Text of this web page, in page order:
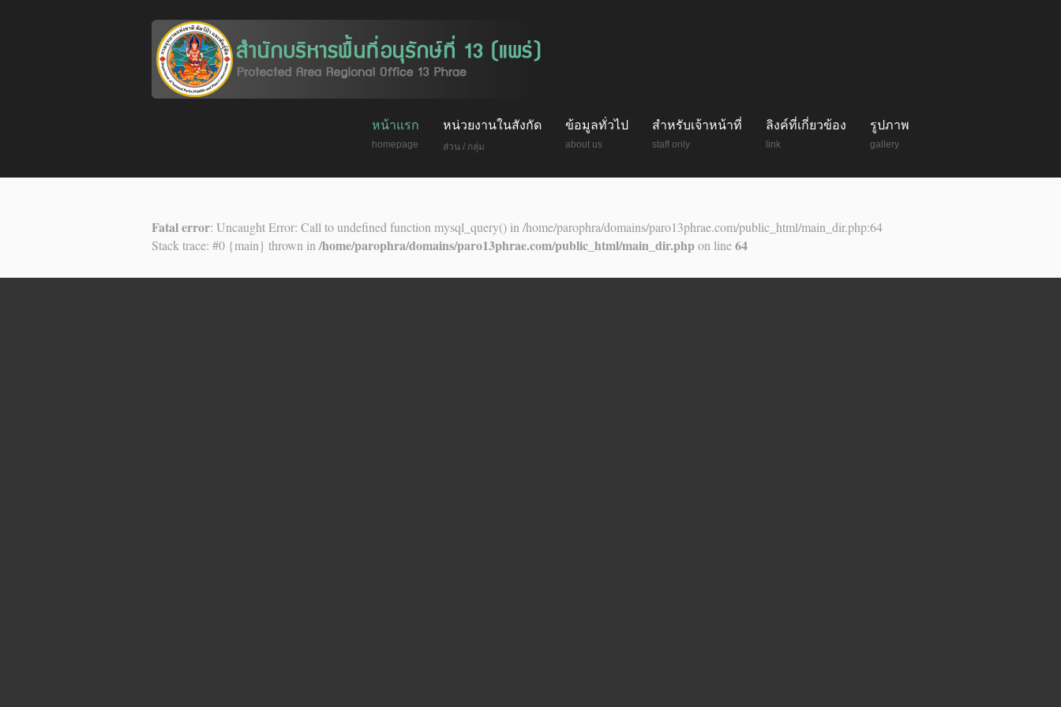
รูปภาพ
gallery
ลิงค์ที่เกี่ยวข้อง
link
สำหรับเจ้าหน้าที่
staff only
ข้อมูลทั่วไป
about us
หน่วยงานในสังกัด
ส่วน / กลุ่ม
หน้าแรก
homepage
Fatal error: Uncaught Error: Call to undefined function mysql_query() in /home/parophra/domains/paro13phrae.com/public_html/main_dir.php:64
Stack trace: #0 {main} thrown in /home/parophra/domains/paro13phrae.com/public_html/main_dir.phpon line64